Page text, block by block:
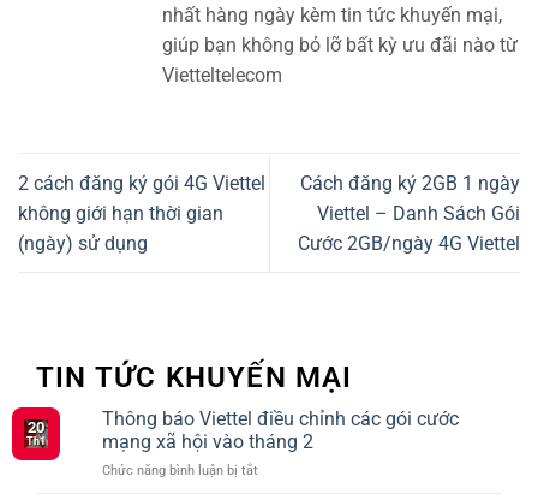
nhất hàng ngày kèm tin tức khuyến mại,
giúp bạn không bỏ lỡ bất kỳ ưu đãi nào từ
Vietteltelecom
2 cách đăng ký gói 4G Viettel
không giới hạn thời gian
(ngày) sử dụng
Cách đăng ký 2GB 1 ngày
Viettel – Danh Sách Gói
Cước 2GB/ngày 4G Viettel
TIN TỨC KHUYẾN MẠI
20
Th1
Thông báo Viettel điều chỉnh các gói cước
mạng xã hội vào tháng 2
Chức năng bình luận bị tắt